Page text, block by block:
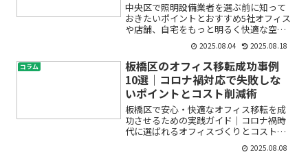
中央区で照明設備業者を選ぶ前に知って
おきたいポイントとおすすめ5社オフィス
や店舗、自宅をもっと明るく快適な空間
にしたいとお悩みではありませんか？
「どんな照明設備が合うのかわからな
い」「LED照明への切り替えメリット
は？」「照明設置コストや点...
2025.08.04 2025.08.18
コラム
板橋区のオフィス移転成功事例
10選｜コロナ禍対応で失敗しな
いポイントとコスト削減術
板橋区で安心・快適なオフィス移転を成
功させるための実践ガイド｜コロナ禍時
代に選ばれるオフィスづくりとコスト削
減の秘訣「オフィス移転を検討している
けど、何から手を付けたらいいのか分か
2025.08.08